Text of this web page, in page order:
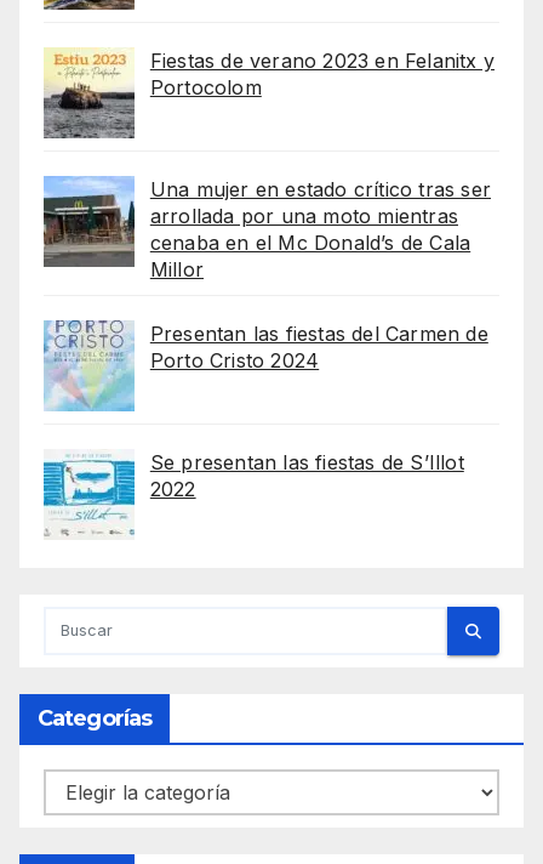
Fiestas de verano 2023 en Felanitx y
Portocolom
Una mujer en estado crítico tras ser
arrollada por una moto mientras
cenaba en el Mc Donald’s de Cala
Millor
Presentan las fiestas del Carmen de
Porto Cristo 2024
Se presentan las fiestas de S’Illot
2022
Categorías
Categorías